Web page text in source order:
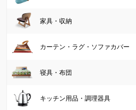
シャツ・ブラウス
チュニック
ワンピース
パンツ
バッグ・靴・アクセサリートップへ
バッグ
ブーツ
スニーカー・コンフォートシューズ
家具・収納
家具・収納トップへ
テーブル
カーテン・ラグ・ソファカバー
カーテン・ラグ・ソファカバートップへ
カーテン
寝具・布団
寝具・布団トップへ
キッチン用品・調理器具